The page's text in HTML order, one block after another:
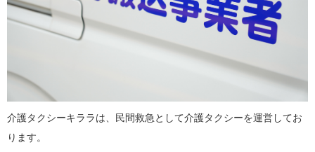
介護タクシーキララは、民間救急として介護タクシーを運営してお
ります。